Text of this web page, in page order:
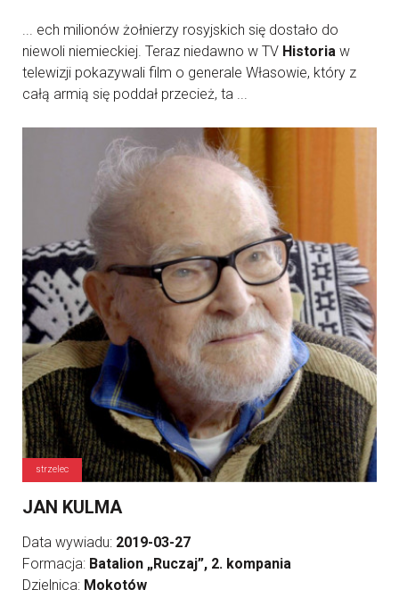
... ech milionów żołnierzy rosyjskich się dostało do
niewoli niemieckiej. Teraz niedawno w TV Historia w
telewizji pokazywali film o generale Własowie, który z
całą armią się poddał przecież, ta ...
strzelec
JAN KULMA
Data wywiadu: 2019-03-27
Formacja: Batalion „Ruczaj”, 2. kompania
Dzielnica: Mokotów